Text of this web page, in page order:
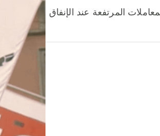
المرتفعة عند الإنفاق